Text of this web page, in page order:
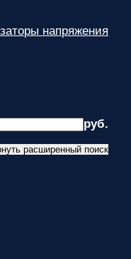
напряжения
руб.
расширенный поиск